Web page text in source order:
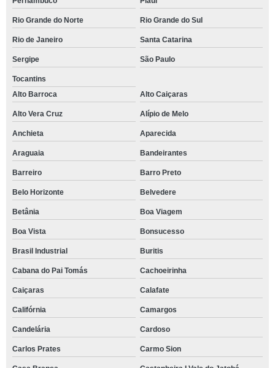
Rio Grande do Norte Rio Grande do Sul
Rio de Janeiro Santa Catarina
Sergipe São Paulo
Tocantins
Alto Barroca
Alto Caiçaras
Alto Vera Cruz Alípio de Melo
Anchieta Aparecida
Araguaia Bandeirantes
Barreiro Barro Preto
Belo Horizonte Belvedere
Betânia Boa Viagem
Boa Vista Bonsucesso
Brasil Industrial Buritis
Cabana do Pai Tomás Cachoeirinha
Caiçaras Calafate
Califórnia Camargos
Candelária Cardoso
Carlos Prates Carmo Sion